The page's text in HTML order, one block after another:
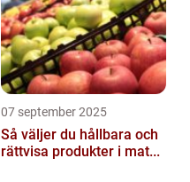
07 september 2025
Så väljer du hållbara och
rättvisa produkter i mat...